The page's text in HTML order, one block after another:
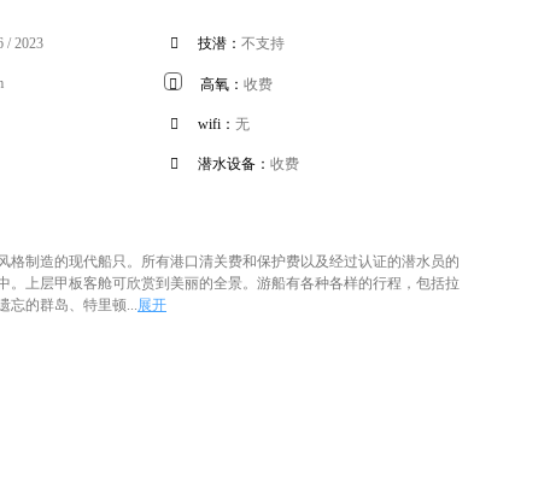
/ 2023  技潜： 不支持
 高氧： 收费
 wifi： 无
 潜水设备： 收费
格制造的现代船只。所有港口清关费和保护费以及经过认证的潜水员的
。上层甲板客舱可欣赏到美丽的全景。游船有各种各样的行程，包括拉
忘的群岛、特里顿...展开